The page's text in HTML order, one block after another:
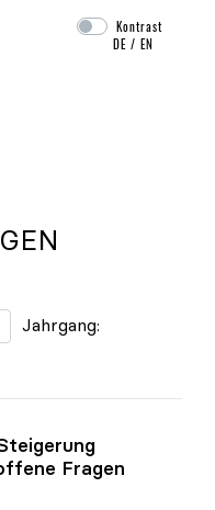
Navigation überspringen
Kontrast
DE /EN
Jahrgang:
Fragen